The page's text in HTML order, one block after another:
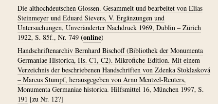
Die althochdeutschen Glossen. Gesammelt und bearbeitet von Elias
Steinmeyer und Eduard Sievers, V. Ergänzungen und
Untersuchungen, Unveränderter Nachdruck 1969, Dublin – Zürich
1922, S. 85f., Nr. 749 (online)
Handschriftenarchiv Bernhard Bischoff (Bibliothek der Monumenta
Germaniae Historica, Hs. C1, C2). Mikrofiche-Edition. Mit einem
Verzeichnis der beschriebenen Handschriften von Zdenka Stoklasková
– Marcus Stumpf, herausgegeben von Arno Mentzel-Reuters,
Monumenta Germaniae historica. Hilfsmittel 16, München 1997, S.
191 [zu Nr. 12?]